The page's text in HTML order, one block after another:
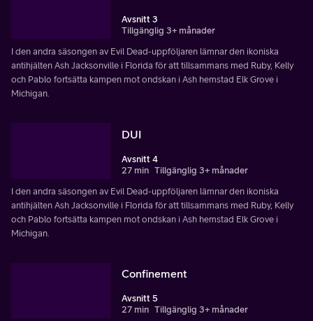
Avsnitt 3
Tillgänglig 3+ månader
I den andra säsongen av Evil Dead-uppföljaren lämnar den ikoniska
antihjälten Ash Jacksonville i Florida för att tillsammans med Ruby, Kelly
och Pablo fortsätta kampen mot ondskan i Ash hemstad Elk Grove i
Michigan.
DUI
Avsnitt 4
27 min Tillgänglig 3+ månader
I den andra säsongen av Evil Dead-uppföljaren lämnar den ikoniska
antihjälten Ash Jacksonville i Florida för att tillsammans med Ruby, Kelly
och Pablo fortsätta kampen mot ondskan i Ash hemstad Elk Grove i
Michigan.
Confinement
Avsnitt 5
27 min Tillgänglig 3+ månader